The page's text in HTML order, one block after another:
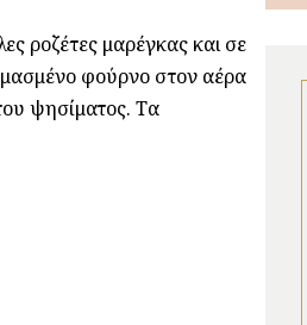
ροζέτες μαρέγκας και σε
φούρνο στον αέρα
ψησίματος. Τα